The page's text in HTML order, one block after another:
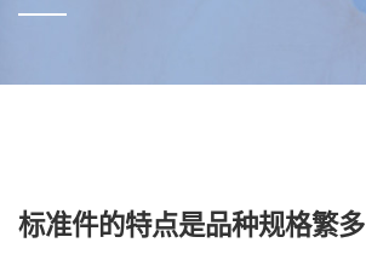
标准件的特点是品种规格繁多